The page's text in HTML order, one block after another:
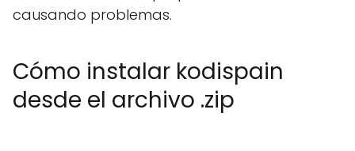
causando problemas.
Cómo instalar kodispain
desde el archivo .zip